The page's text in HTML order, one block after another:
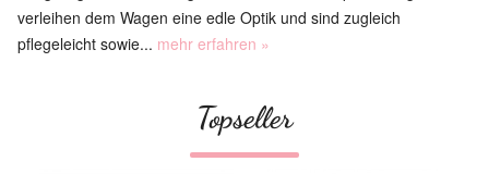
verleihen dem Wagen eine edle Optik und sind zugleich
pflegeleicht sowie... mehr erfahren »
Topseller